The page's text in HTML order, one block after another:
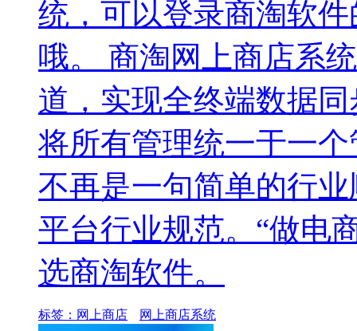
统，可以登录商淘软
哦。 商淘网上商店系
道，实现全终端数据
将所有管理统一于一
不再是一句简单的行
平台行业规范。“做电
选商淘软件。
标签： 网上商店 网上商店系统